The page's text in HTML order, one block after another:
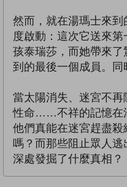
然而，就在湯瑪士來
度啟動：這次它送來
孩泰瑞莎，而她帶來
到的最後一個成員。
當太陽消失、迷宮不再
性命……不祥的記憶在
他們真能在迷宮趕盡
嗎？而那些阻止眾人
深處發掘了什麼真相？